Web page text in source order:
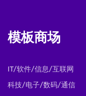
模板商场
IT/软件/信息/互联网
科技/电子/数码/通信